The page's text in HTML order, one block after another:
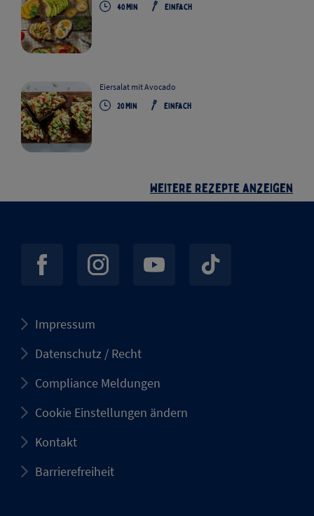
40Min Einfach
Eiersalat mit Avocado
20Min Einfach
Weitere Rezepte anzeigen
Impressum
Datenschutz / Recht
Compliance Meldungen
Cookie Einstellungen ändern
Kontakt
Barrierefreiheit